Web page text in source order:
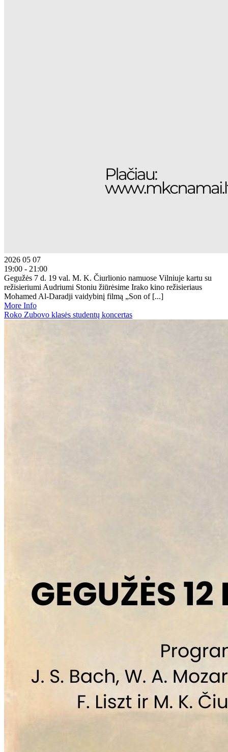
2026 05 07
19:00 - 21:00
Gegužės 7 d. 19 val. M. K. Čiurlionio namuose Vilniuje kartu su
režisieriumi Audriumi Stoniu žiūrėsime Irako kino režisieriaus
Mohamed Al-Daradji vaidybinį filmą „Son of [...]
More Info
Roko Zubovo klasės studentų koncertas